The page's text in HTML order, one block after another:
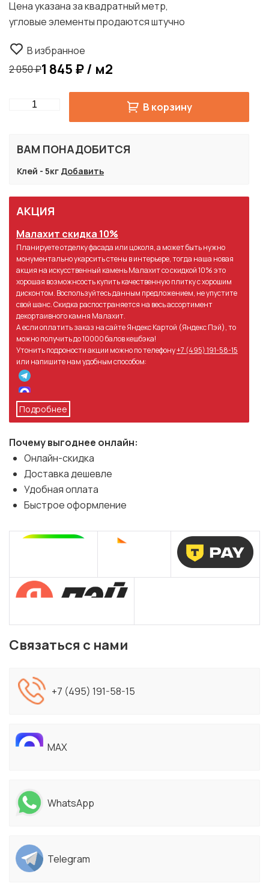
Цена указана за квадратный метр,
угловые элементы продаются штучно
В избранное
2 050 ₽1 845 ₽ / м2
Quantity В корзину
ВАМ ПОНАДОБИТСЯ
Клей - 5кг Добавить
АКЦИЯ
Малахит скидка 10%
Планируете отделку фасада или цоколя, а может быть нужно
монументально укарсить стены в интерьере, тогда наша новая
акция на искусственный камень Малахит со скидкой 10% это
хорошая возможнсость купить качественную плитку с хорошим
дисконтом. Воспользуйтесь данным предложением, не упустите
свой шанс. Скидка распостраняется на весь ассортимент
декортаивного камня Малахит.
А если оплатить заказ на сайте Яндекс Картой (Яндекс Пэй), то
можно получить до 10000 балов кешбэка!
Утонить подроности акции можно по телефону+7 (495) 191-58-15
или напишите нам удобным способом:
Подробнее
Почему выгоднее онлайн:
Онлайн-скидка
Доставка дешевле
Удобная оплата
Быстрое оформление
Связаться с нами
+7 (495) 191-58-15
MAX
WhatsApp
Telegram